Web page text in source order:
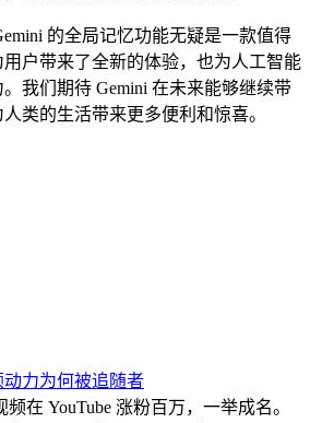
的全局记忆功能无疑是一款值得
户带来了全新的体验，也为人工智能
我们期待 Gemini 在未来能够继续带
类的生活带来更多便利和惊喜。
力为何被追随者
在 YouTube 涨粉百万，一举成名。